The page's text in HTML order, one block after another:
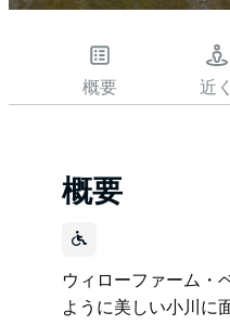
概要 近く
概要
ウィローファーム・
ように美しい小川に